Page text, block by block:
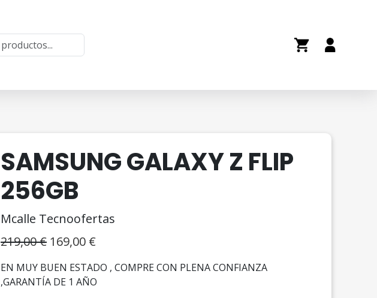
SAMSUNG GALAXY Z FLIP
256GB
Mcalle Tecnoofertas
219,00€ El
original
169,00 €
actual
EN MUY BUEN ESTADO , COMPRE CON PLENA CONFIANZA
,GARANTÍA DE 1 AÑO